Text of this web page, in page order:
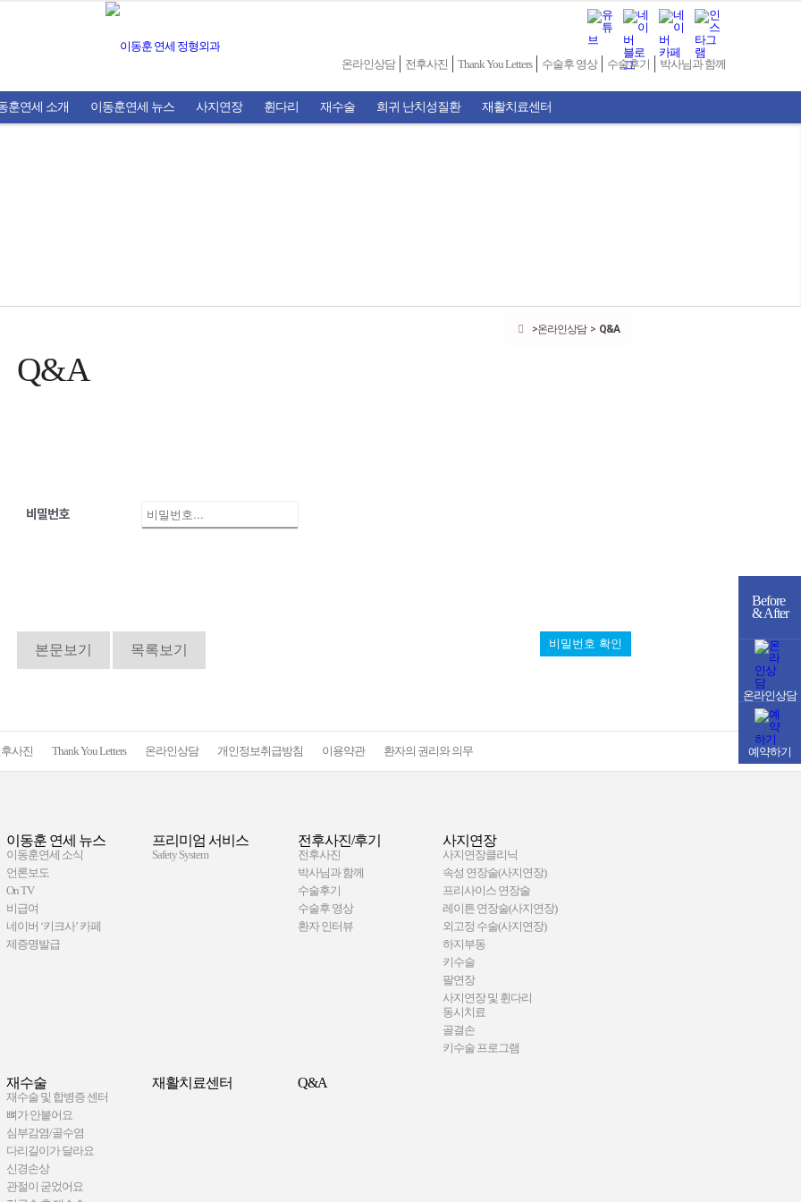
온라인상담 전후사진 Thank You Letters 수술후 영상 수술후기 박사님과 함께
훈연세 소개 이동훈연세 뉴스 사지연장 휜다리 재수술 희귀 난치성질환 재활치료센터
온라인상담 Q&A
Q&A
비밀번호
본문보기 목록보기 비밀번호 확인
사진 Thank You Letters 온라인상담 개인정보취급방침 이용약관 환자의 권리와 의무
이동훈 연세 뉴스
이동훈연세 소식
언론보도
On TV
비급여
네이버 ‘키크사’ 카페
제증명발급
프리미엄 서비스
Safety System
전후사진/후기
전후사진
박사님과 함께
수술후기
수술후 영상
환자 인터뷰
사지연장
사지연장클리닉
속성 연장술(사지연장)
프리사이스 연장술
레이튼 연장술(사지연장)
외고정 수술(사지연장)
하지부동
키수술
팔연장
사지연장 및 휜다리
동시치료
골결손
키수술 프로그램
재수술
재수술 및 합병증 센터
뼈가 안붙어요
심부감염/골수염
다리길이가 달라요
신경손상
관절이 굳었어요
재활치료센터 Q&A
Before
& After
온라인상담
예약하기